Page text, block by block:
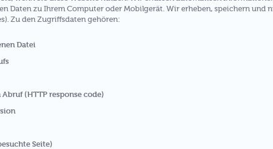
Daten zu Ihrem Computer oder Mobilgerät. Wir erheben, speichern und
Zu den Zugriffsdaten gehören:
Datei
(HTTP response code)
Seite)